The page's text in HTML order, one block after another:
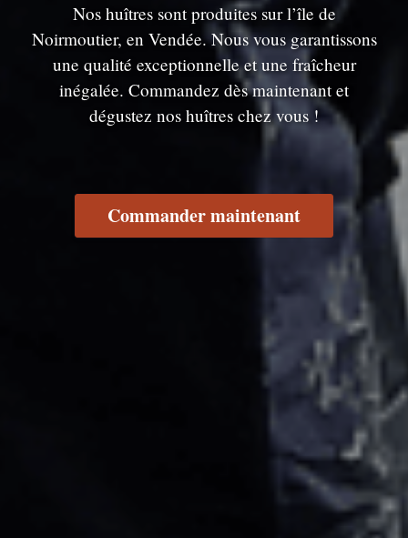
Nos huîtres sont produites sur l’île de
Noirmoutier, en Vendée. Nous vous garantissons
une qualité exceptionnelle et une fraîcheur
inégalée. Commandez dès maintenant et
dégustez nos huîtres chez vous !
Commander maintenant